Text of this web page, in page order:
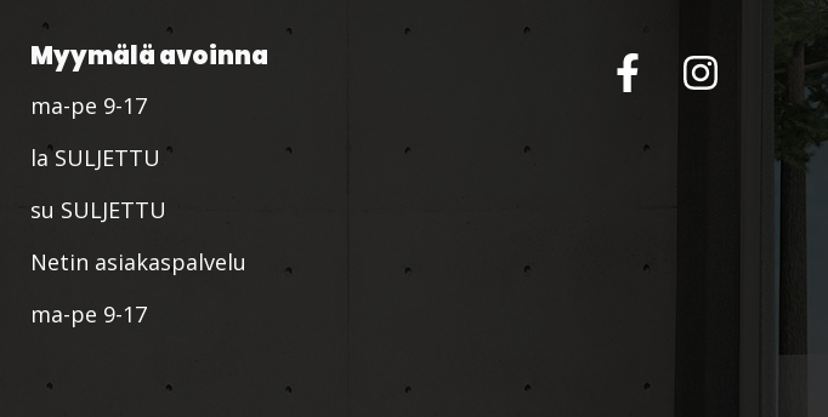
Myymälä avoinna
ma-pe 9-17
la SULJETTU
su SULJETTU
Netin asiakaspalvelu
ma-pe 9-17